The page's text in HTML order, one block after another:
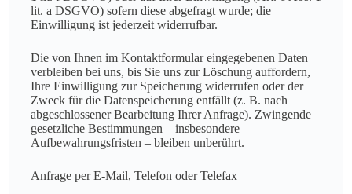
lit. a DSGVO) sofern diese abgefragt wurde; die
Einwilligung ist jederzeit widerrufbar.
Die von Ihnen im Kontaktformular eingegebenen Daten
verbleiben bei uns, bis Sie uns zur Löschung auffordern,
Ihre Einwilligung zur Speicherung widerrufen oder der
Zweck für die Datenspeicherung entfällt (z. B. nach
abgeschlossener Bearbeitung Ihrer Anfrage). Zwingende
gesetzliche Bestimmungen – insbesondere
Aufbewahrungsfristen – bleiben unberührt.
Anfrage per E-Mail, Telefon oder Telefax